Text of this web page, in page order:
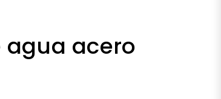
agua acero